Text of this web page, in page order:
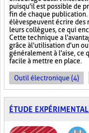
puisqu'il est possible de
fin de chaque
élèves peuvent écrire des
leurs collègues, ce qui
Cette technique a
grâce à l'utilisation d'un
généralement à l'aise, ce
facile à mettre en place.
Outil électronique (4)
ÉTUDE